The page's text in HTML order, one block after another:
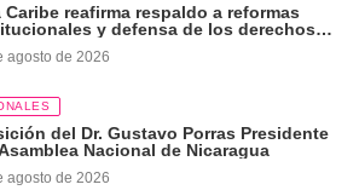
Caribe reafirma respaldo a reformas
y defensa de los derechos
agosto de 2026
del Dr. Gustavo Porras Presidente
Nacional de Nicaragua
agosto de 2026